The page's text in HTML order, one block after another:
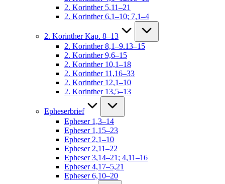
2. Korinther 5,11–21
2. Korinther 6,1–10; 7,1–4
2. Korinther Kap. 8–13
2. Korinther 8,1–9.13–15
2. Korinther 9,6–15
2. Korinther 10,1–18
2. Korinther 11,16–33
2. Korinther 12,1–10
2. Korinther 13,5–13
Epheserbrief
Epheser 1,3–14
Epheser 1,15–23
Epheser 2,1–10
Epheser 2,11–22
Epheser 3,14–21; 4,11–16
Epheser 4,17–5,21
Epheser 6,10–20